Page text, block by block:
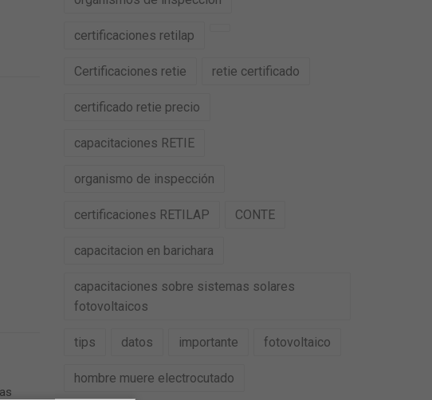
certificaciones retilap
Certificaciones retie retie certificado
certificado retie precio
capacitaciones RETIE
organismo de inspección
certificaciones RETILAP CONTE
capacitacion en barichara
capacitaciones sobre sistemas solares
fotovoltaicos
tips datos importante fotovoltaico
hombre muere electrocutado